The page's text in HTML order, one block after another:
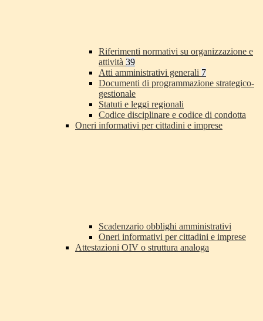
Riferimenti normativi su organizzazione e
attività 39
Atti amministrativi generali 7
Documenti di programmazione strategico-
gestionale
Statuti e leggi regionali
Codice disciplinare e codice di condotta
Oneri informativi per cittadini e imprese
Scadenzario obblighi amministrativi
Oneri informativi per cittadini e imprese
Attestazioni OIV o struttura analoga